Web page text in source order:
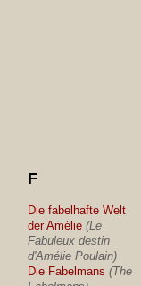
F
Die fabelhafte Welt
der Amélie (Le
Fabuleux destin
d'Amélie Poulain)
Die Fabelmans (The